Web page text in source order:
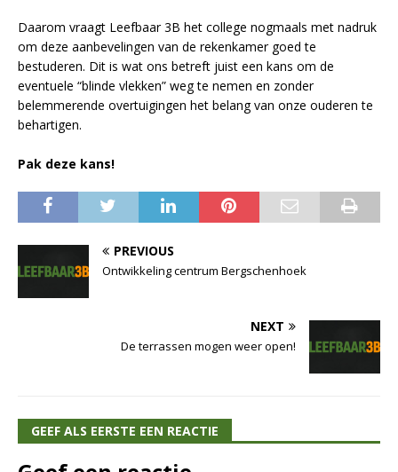
Daarom vraagt Leefbaar 3B het college nogmaals met nadruk
om deze aanbevelingen van de rekenkamer goed te
bestuderen. Dit is wat ons betreft juist een kans om de
eventuele “blinde vlekken” weg te nemen en zonder
belemmerende overtuigingen het belang van onze ouderen te
behartigen.
Pak deze kans!
PREVIOUS
Ontwikkeling centrum Bergschenhoek
NEXT
De terrassen mogen weer open!
GEEF ALS EERSTE EEN REACTIE